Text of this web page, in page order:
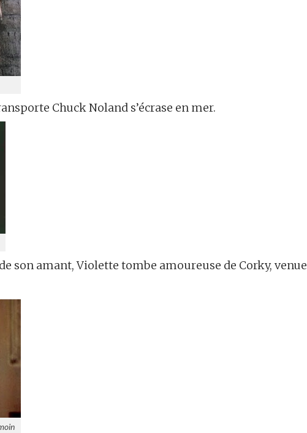
Chuck Noland s’écrase en mer.
son amant, Violette tombe amoureuse de Corky, venue